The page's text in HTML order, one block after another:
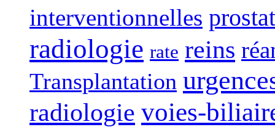
interventionnelles
radiologie rate reins
Transplantation
radiologie voies-